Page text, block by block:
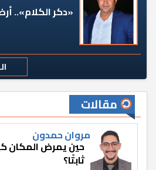
«دكر الكلام»..
مقالات
مروان حمدون
حين يمرض المكان
ثابتًا؟